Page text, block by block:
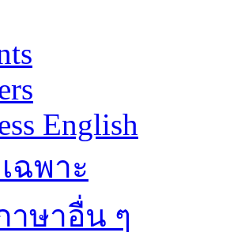
English
ฉพาะ
าษาอื่น ๆ